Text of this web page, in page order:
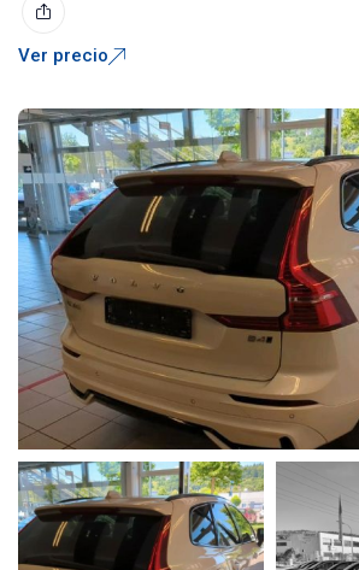
Ver precio